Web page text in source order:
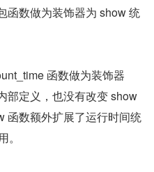
函数做为装饰器为 show 统
函数做为装饰器
部定义，也没有改变 show
函数额外扩展了运行时间统